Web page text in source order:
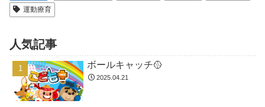
運動療育
人気記事
ボールキャッチ🥎
2025.04.21